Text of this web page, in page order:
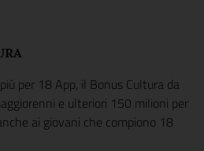
per 18 App, il Bonus Cultura da
e ulteriori 150 milioni per
ai giovani che compiono 18